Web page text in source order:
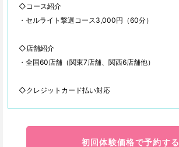
◇コース紹介
・セルライト撃退コース3,000円（60分）
◇店舗紹介
・全国60店舗（関東7店舗、関西6店舗他）
◇クレジットカード払い対応
初回体験価格で予約する